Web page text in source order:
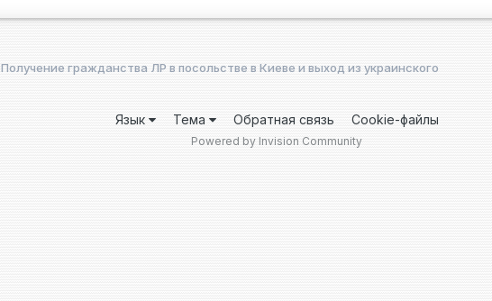
Получение гражданства ЛР в посольстве в Киеве и выход из украинского
Язык Тема Обратная связь Cookie-файлы
Powered by Invision Community